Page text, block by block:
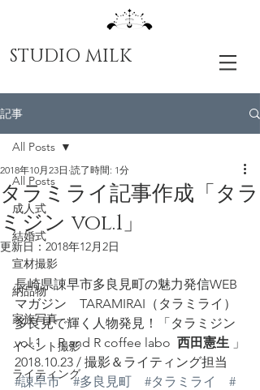
STUDIO MILK
記事
All Posts
成人式
結婚式
宣材撮影
納品物
家族写真
イベント撮影
ライティング
All Posts
タラミライ記事作成「タラ
ミジン vol.1」
2018年10月23日 読了時間: 1分
更新日：2018年12月2日
長崎県諌早市多良見町の魅力発信WEB
マガジン　TARAMIRAI（タラミライ）
多良見で輝く人物発見！「タラミジン
vol.1　 R and R coffee labo 西田憲生 」
2018.10.23 / 撮影＆ライティング担当
#諌早市
#多良見町 #タラミライ
#